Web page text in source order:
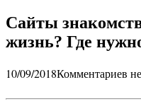
Сайты
жизнь? Где
10/09/2018Комментариев